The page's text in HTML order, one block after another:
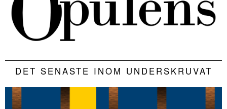
DET SENASTE INOM UNDERSKRUVAT